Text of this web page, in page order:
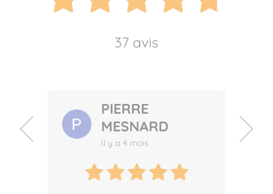
37 avis
COLIN
PIERRE
MESNARD
Il y a 4 mois
TANGUY
Il y a 7 mois
ELODIE BUTET
Il y a 1 an